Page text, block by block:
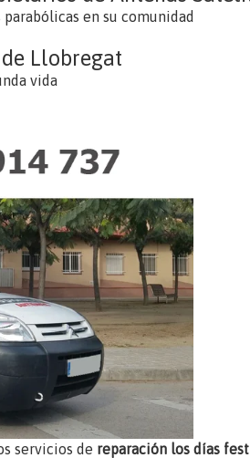
en su comunidad
Llobregat
vida
servicios de reparación los días